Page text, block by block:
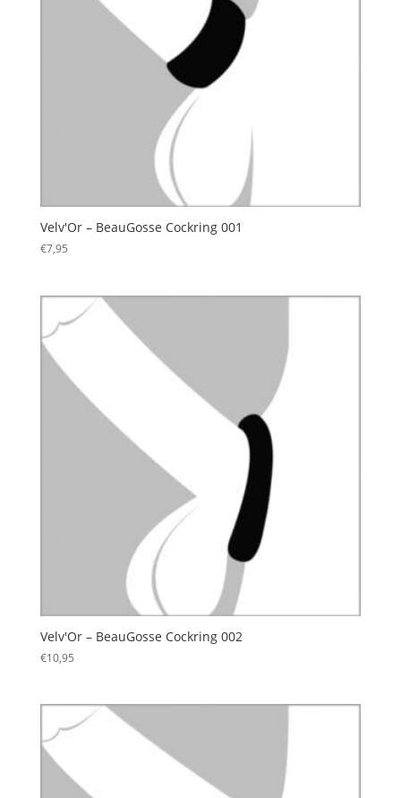
Velv'Or – BeauGosse Cockring 001
€7,95
Velv'Or – BeauGosse Cockring 002
€10,95